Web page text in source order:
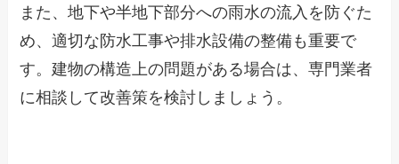
また、地下や半地下部分への雨水の流入を防ぐた
め、適切な防水工事や排水設備の整備も重要で
す。建物の構造上の問題がある場合は、専門業者
に相談して改善策を検討しましょう。